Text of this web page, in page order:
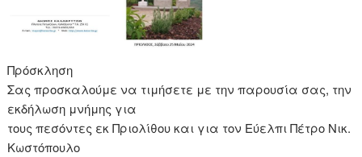
Πρόσκληση
Σας προσκαλούμε να τιμήσετε με την παρουσία σας, την
εκδήλωση μνήμης για
τους πεσόντες εκ Πριολίθου και για τον Εύελπι Πέτρο Νικ.
Κωστόπουλο